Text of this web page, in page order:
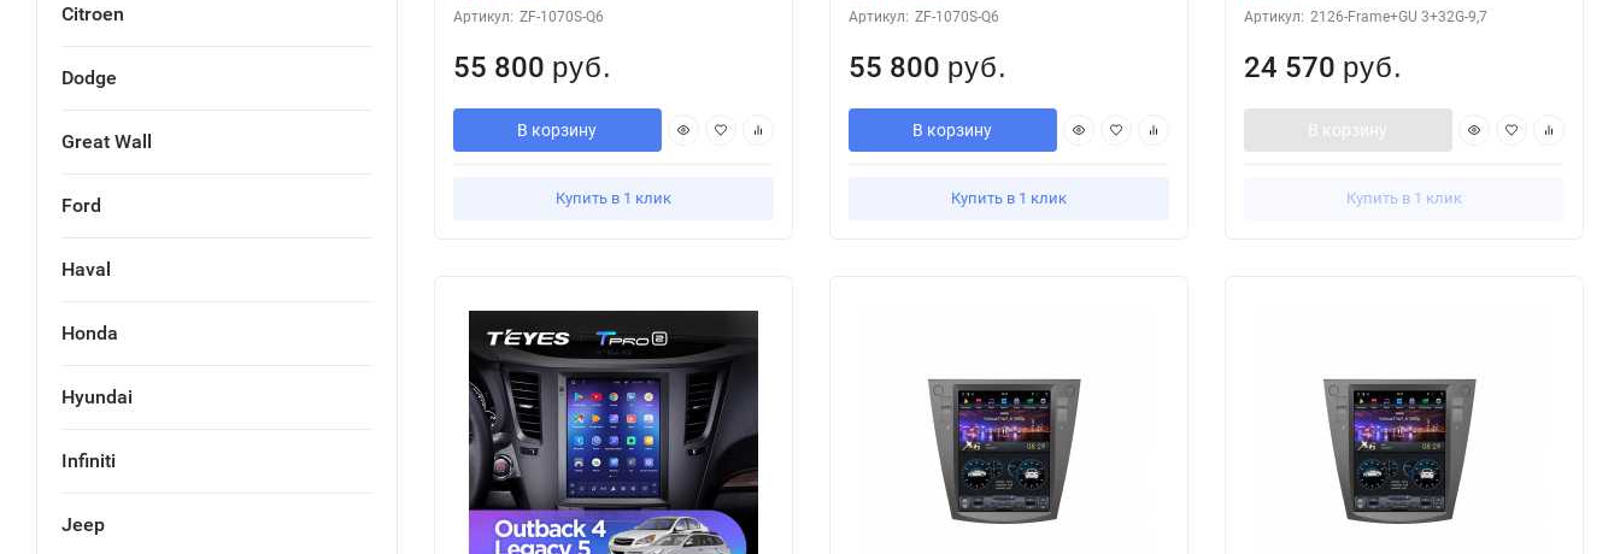
Citroen
Dodge
Great Wall
Ford
Haval
Honda
Hyundai
Infiniti
Jeep
Артикул: ZF-1070S-Q6
55 800 руб.
В корзину
Купить в 1 клик
Артикул: ZF-1070S-Q6
55 800 руб.
В корзину
Купить в 1 клик
Артикул: 2126-Frame+GU 3+32G-9,7
24 570 руб.
В корзину
Купить в 1 клик